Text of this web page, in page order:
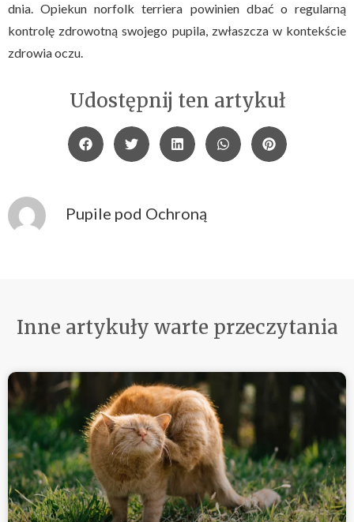
dnia. Opiekun norfolk terriera powinien dbać o regularną
kontrolę zdrowotną swojego pupila, zwłaszcza w kontekście
zdrowia oczu.
Udostępnij ten artykuł
Pupile pod Ochroną
Inne artykuły warte przeczytania